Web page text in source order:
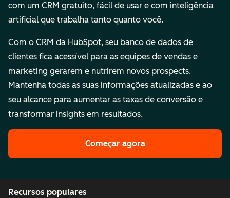
com um CRM gratuito, fácil de usar e com inteligência
artificial que trabalha tanto quanto você.
Com o CRM da HubSpot, seu banco de dados de
clientes fica acessível para as equipes de vendas e
marketing gerarem e nutrirem novos prospects.
Mantenha todas as suas informações atualizadas e ao
seu alcance para aumentar as taxas de conversão e
transformar insights em resultados.
Começar agora
Recursos populares